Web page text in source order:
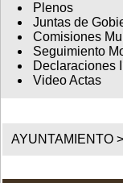
Plenos
Juntas de
Comisiones
Seguimiento
Declaraciones
Video Actas
AYUNTAMIENTO >